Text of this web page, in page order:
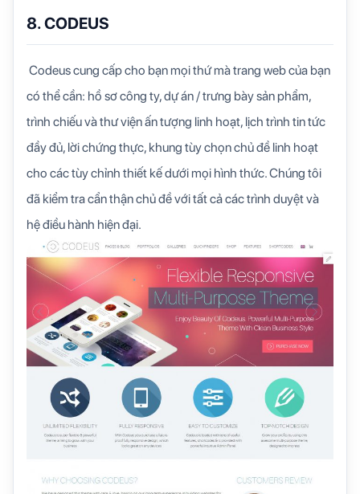
8. CODEUS
Codeus cung cấp cho bạn mọi thứ mà trang web của bạn
có thể cần: hồ sơ công ty, dự án / trưng bày sản phẩm,
trình chiếu và thư viện ấn tượng linh hoạt, lịch trình tin tức
đầy đủ, lời chứng thực, khung tùy chọn chủ đề linh hoạt
cho các tùy chỉnh thiết kế dưới mọi hình thức. Chúng tôi
đã kiểm tra cẩn thận chủ đề với tất cả các trình duyệt và
hệ điều hành hiện đại.